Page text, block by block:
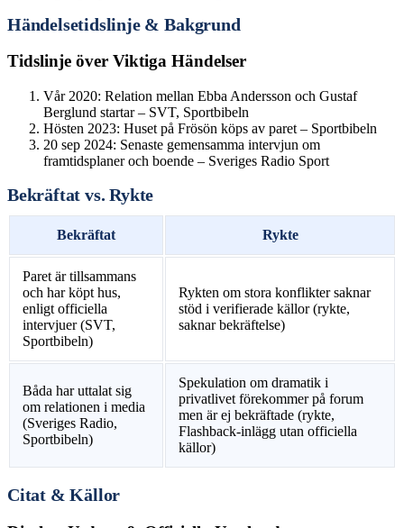
Händelsetidslinje & Bakgrund
Tidslinje över Viktiga Händelser
Vår 2020: Relation mellan Ebba Andersson och Gustaf
Berglund startar – SVT, Sportbibeln
Hösten 2023: Huset på Frösön köps av paret – Sportbibeln
20 sep 2024: Senaste gemensamma intervjun om
framtidsplaner och boende – Sveriges Radio Sport
Bekräftat vs. Rykte
Bekräftat Rykte
Paret är tillsammans
och har köpt hus,
enligt officiella
intervjuer (SVT,
Sportbibeln)
Rykten om stora konflikter saknar
stöd i verifierade källor (rykte,
saknar bekräftelse)
Båda har uttalat sig
om relationen i media
(Sveriges Radio,
Sportbibeln)
Spekulation om dramatik i
privatlivet förekommer på forum
men är ej bekräftade (rykte,
Flashback-inlägg utan officiella
källor)
Citat & Källor